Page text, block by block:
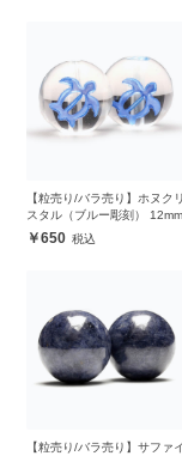
【粒売り/バラ売り】ホヌクリ
スタル（ブルー彫刻） 12mm
650
【粒売り/バラ売り】サファイ